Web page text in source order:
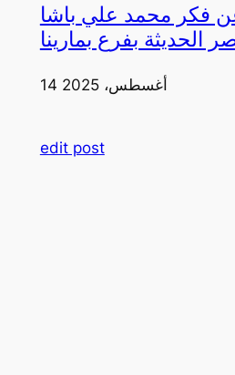
فكر محمد علي باشا
بفرع بمارينا
14 أغسطس، 2025
edit post